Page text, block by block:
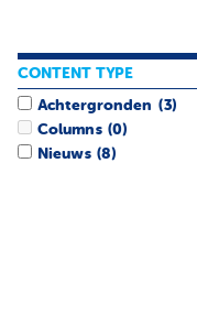
CONTENT TYPE
Achtergronden (3)
Columns (0)
Nieuws (8)